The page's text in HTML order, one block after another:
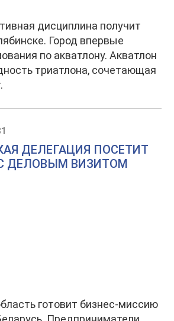
дисциплина получит
Город впервые
по акватлону. Акватлон
триатлона, сочетающая
ДЕЛЕГАЦИЯ ПОСЕТИТ
ДЕЛОВЫМ ВИЗИТОМ
готовит бизнес-миссию